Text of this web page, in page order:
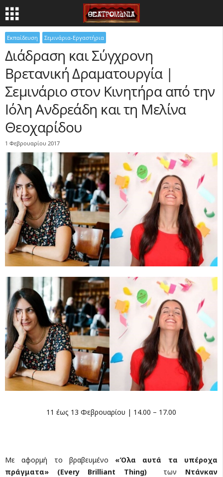
Εκπαίδευση Σεμινάρια-Εργαστήρια
Διάδραση και Σύγχρονη
Βρετανική Δραματουργία |
Σεμινάριο στον Κινητήρα από την
Ιόλη Ανδρεάδη και τη Μελίνα
Θεοχαρίδου
1 Φεβρουαρίου 2017
11 έως 13 Φεβρουαρίου | 14.00 – 17.00
Με αφορμή το βραβευμένο
«Όλα αυτά τα υπέροχα
πράγματα» (Every Brilliant Thing) των Ντάνκαν